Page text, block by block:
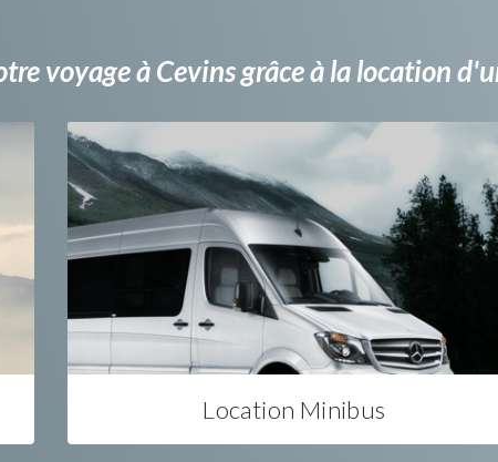
voyage à Cevins grâce à la location
Location Minibus